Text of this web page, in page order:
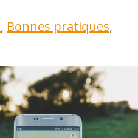
, Bonnes pratiques,